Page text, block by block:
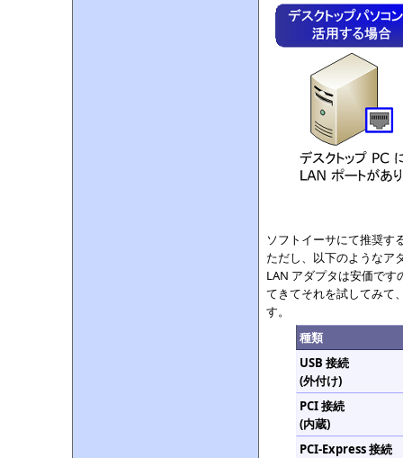
ソフトイーサにて推奨す
ただし、以下のようなア
LAN アダプタは安価です
てきてそれを試してみて
す。
種類
USB 接続
(外付け)
PCI 接続
(内蔵)
PCI-Express 接続